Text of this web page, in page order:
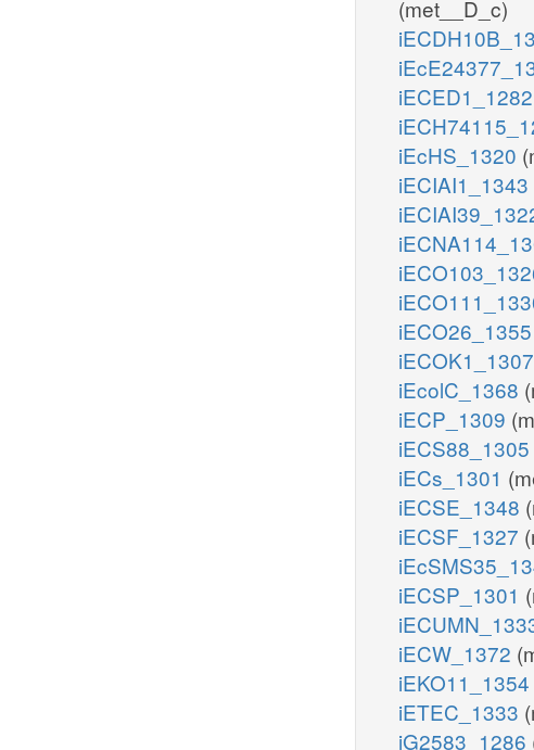
(met__D_c)
iECED1_1282
iEcHS_1320
iECIAI1_1343
iECO26_1355
iECOK1_1307
iEcolC_1368
iECP_1309
iECS88_1305
iECs_1301
iECSE_1348
iECSF_1327
iECSP_1301
iECW_1372
iEKO11_1354
iETEC_1333
iG2583_1286